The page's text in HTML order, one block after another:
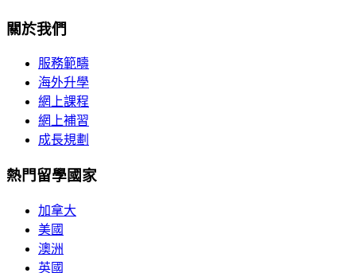
關於我們
服務範疇
海外升學
網上課程
網上補習
成長規劃
熱門留學國家
加拿大
美國
澳洲
英國